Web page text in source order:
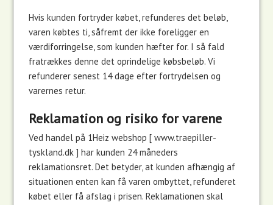
Hvis kunden fortryder købet, refunderes det beløb,
varen købtes ti, såfremt der ikke foreligger en
værdiforringelse, som kunden hæfter for. I så fald
fratrækkes denne det oprindelige købsbeløb. Vi
refunderer senest 14 dage efter fortrydelsen og
varernes retur.
Reklamation og risiko for varene
Ved handel på 1Heiz webshop [ www.traepiller-
tyskland.dk ] har kunden 24 måneders
reklamationsret. Det betyder, at kunden afhængig af
situationen enten kan få varen ombyttet, refunderet
købet eller få afslag i prisen. Reklamationen skal